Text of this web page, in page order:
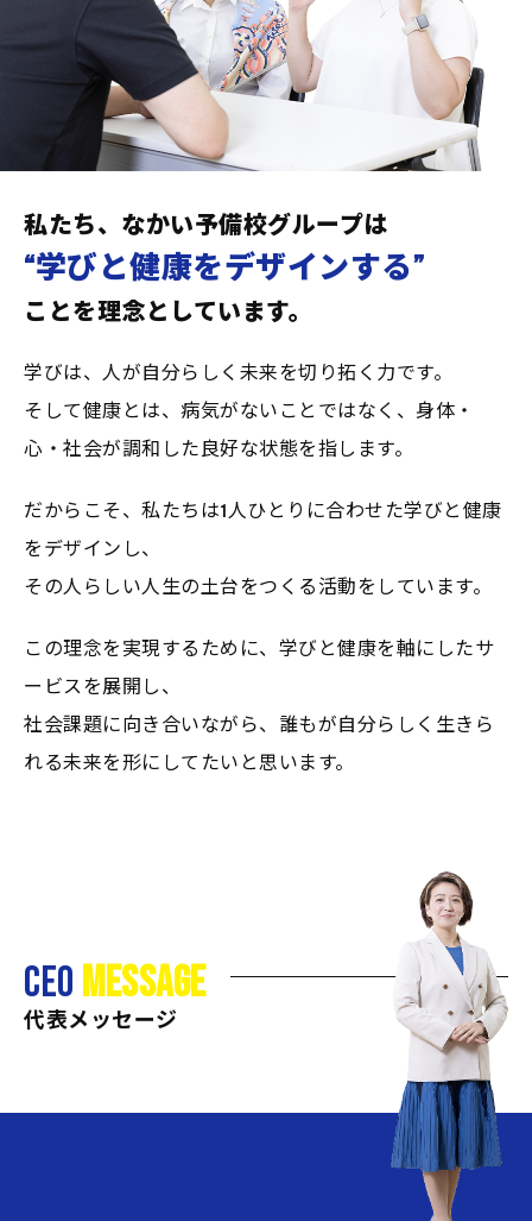
2026
01/30
【水泳余暇支援プロジェクト】
プレスリリース配信のお知らせ
01/08
ホームページ リニューアルの
お知らせ
2025
12/23
年末年始のお問い合わせについ
て
07/28
塾代助成」対象になりました
2025
なかい水泳予備校：新着動画配
さーん！Vol.2】
2025
水泳予備校：新着動画配信のお
ん！Vol.1】
2025
04/30
ゴールデンウィーク期間中のお
2024 電話番号変更のお知らせ
私たち、なかい予備校グループは
“学びと健康をデザインする”
ことを理念としています。
学びは、人が自分らしく未来を切り拓く力です。
そして健康とは、病気がないことではなく、身体・
心・社会が調和した良好な状態を指します。
だからこそ、私たちは1人ひとりに合わせた学びと健康
をデザインし、
その人らしい人生の土台をつくる活動をしています。
この理念を実現するために、学びと健康を軸にしたサ
ービスを展開し、
社会課題に向き合いながら、誰もが自分らしく生きら
れる未来を形にしてたいと思います。
CEO MESSAGE
代表メッセージ